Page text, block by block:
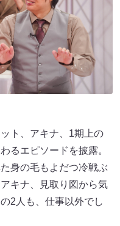
ト、アキナ、1期上の
るエピソードを披露。
身の毛もよだつ冷戦ぶ
キナ、見取り図から気
2人も、仕事以外でし